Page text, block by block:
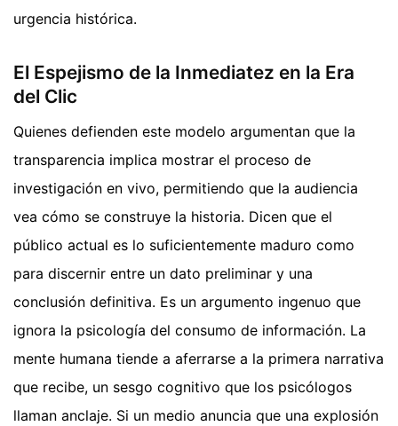
urgencia histórica.
El Espejismo de la Inmediatez en la Era
del Clic
Quienes defienden este modelo argumentan que la
transparencia implica mostrar el proceso de
investigación en vivo, permitiendo que la audiencia
vea cómo se construye la historia. Dicen que el
público actual es lo suficientemente maduro como
para discernir entre un dato preliminar y una
conclusión definitiva. Es un argumento ingenuo que
ignora la psicología del consumo de información. La
mente humana tiende a aferrarse a la primera narrativa
que recibe, un sesgo cognitivo que los psicólogos
llaman anclaje. Si un medio anuncia que una explosión